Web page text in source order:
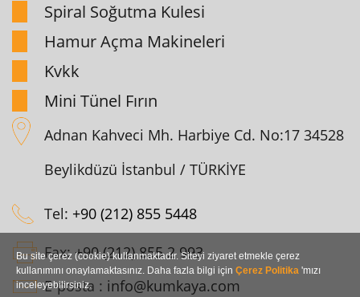
Spiral Soğutma Kulesi
Hamur Açma Makineleri
Kvkk
Mini Tünel Fırın
Adnan Kahveci Mh. Harbiye Cd. No:17 34528
Beylikdüzü İstanbul / TÜRKİYE
Tel: +90 (212) 855 5448
Fax:+90 (212) 855 2 993
E-posta : info@kumkaya.com
Bu site çerez (cookie) kullanmaktadır. Siteyi ziyaret etmekle çerez
kullanımını onaylamaktasınız. Daha fazla bilgi için Çerez Politika 'mızı
inceleyebilirsiniz.